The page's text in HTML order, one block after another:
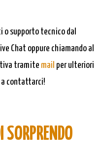
o supporto tecnico dal
Chat oppure chiamando al
tramite mail per ulteriori
contattarci!
SORPRENDO